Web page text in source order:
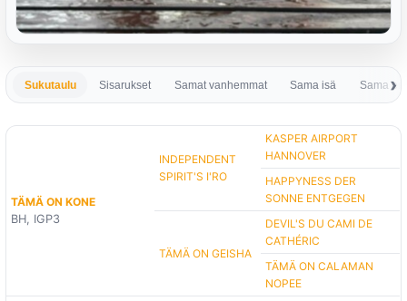
Sukutaulu Sisarukset Samat vanhemmat Sama isä Sama
TÄMÄ ON KONE
BH, IGP3
INDEPENDENT
SPIRIT'S I'RO
KASPER AIRPORT
HANNOVER
HAPPYNESS DER
SONNE ENTGEGEN
TÄMÄ ON GEISHA
DEVIL'S DU CAMI DE
CATHÉRIC
TÄMÄ ON CALAMAN
NOPEE